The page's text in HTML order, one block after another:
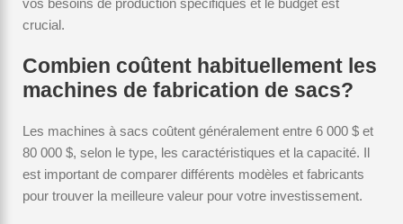
vos besoins de production spécifiques et le budget est
crucial.
Combien coûtent habituellement les
machines de fabrication de sacs?
Les machines à sacs coûtent généralement entre 6 000 $ et
80 000 $, selon le type, les caractéristiques et la capacité. Il
est important de comparer différents modèles et fabricants
pour trouver la meilleure valeur pour votre investissement.